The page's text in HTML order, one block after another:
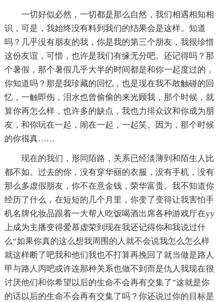
一切好似必然，一切都是那么自然，我们相遇相知相
识，可是，我始终没有料到我们的结果会是这样。知道
吗？几乎没有朋友的我，你是我的第三个朋友，我很珍惜
这份友谊，可惜，也许是我们有缘无分吧。还记得吗？那
个暑假，那个暑假几乎大半的时间都是和你一起度过的，
你知道吗？那是我珍藏的回忆，也是现在我不敢触碰的回
忆，一触即伤，泪水也曾偷偷的来光顾我，那个时候，就
算你再怎么样，也许多的缺点，我也力排众议和你成为朋
友，和你玩在一起，闹在一起，一起笑。因为，那个时候
的你很真……
现在的我们，形同陌路，关系已经淡薄到和陌生人比
都不如。过去的你，没有穿华丽的衣服，没有手机，没有
那么多虚假朋友，你不在意金钱，荣华富贵。我不知道你
经历了什么，在短短的几个月里，你变了变得让我害怕手
机名牌化妆品跟着一大帮人吃饭喝酒出席各种游戏厅在yy
上成为主播变得爱慕虚荣到现在我还记得你和我说过什
么“如果你真的这么想我周围的人就不会说我怎么怎么样
就这样断了吧我和他们我也不打算再挽回了就当做是路人
甲与路人丙吧或许连那种关系也做不到而是仇人我现在很
讨厌他们和你希望以后的生命不会再有交集了”这就是你
的话以后的生命不会再有交集了吗？你还说过你的目标是